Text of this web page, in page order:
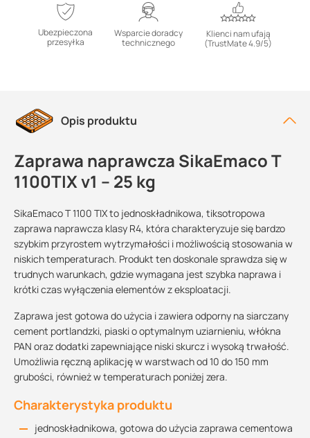
Ubezpieczona
przesyłka
Wsparcie doradcy
technicznego
Klienci nam ufają
(TrustMate 4.9/5)
Opis produktu
Zaprawa naprawcza SikaEmaco T
1100TIX v1 – 25 kg
SikaEmaco T 1100 TIX to jednoskładnikowa, tiksotropowa
zaprawa naprawcza klasy R4, która charakteryzuje się bardzo
szybkim przyrostem wytrzymałości i możliwością stosowania w
niskich temperaturach. Produkt ten doskonale sprawdza się w
trudnych warunkach, gdzie wymagana jest szybka naprawa i
krótki czas wyłączenia elementów z eksploatacji.
Zaprawa jest gotowa do użycia i zawiera odporny na siarczany
cement portlandzki, piaski o optymalnym uziarnieniu, włókna
PAN oraz dodatki zapewniające niski skurcz i wysoką trwałość.
Umożliwia ręczną aplikację w warstwach od 10 do 150 mm
grubości, również w temperaturach poniżej zera.
Charakterystyka produktu
jednoskładnikowa, gotowa do użycia zaprawa cementowa